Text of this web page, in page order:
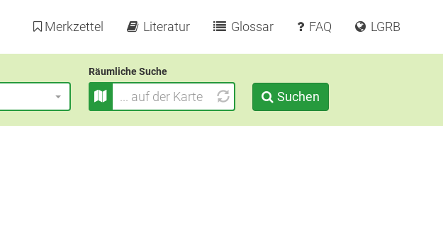
Merkzettel Literatur Glossar FAQ LGRB
Räumliche Suche
Suchen